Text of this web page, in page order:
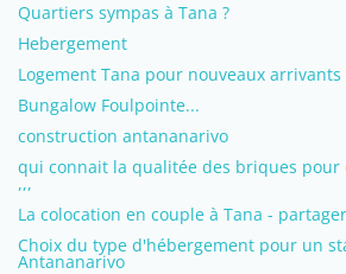
Quartiers sympas à Tana ?
Hebergement
Logement Tana pour nouveaux arrivants
Bungalow Foulpointe...
construction antananarivo
qui connait la qualitée des briques pour
,,,
La colocation en couple à Tana -
Choix du type d'hébergement pour un
Antananarivo